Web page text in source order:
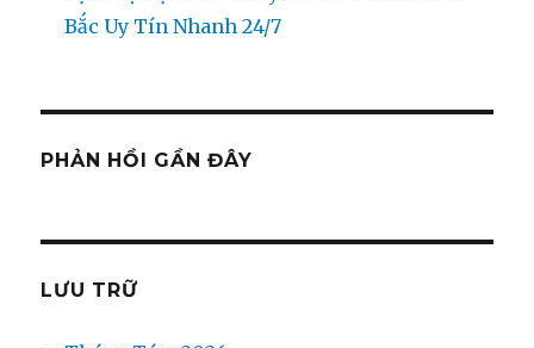
Bắc Uy Tín Nhanh 24/7
PHẢN HỒI GẦN ĐÂY
LƯU TRỮ